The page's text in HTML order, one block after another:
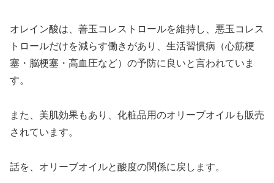
オレイン酸は、善玉コレストロールを維持し、悪玉コレス
トロールだけを減らす働きがあり、生活習慣病（心筋梗
塞・脳梗塞・高血圧など）の予防に良いと言われていま
す。
また、美肌効果もあり、化粧品用のオリーブオイルも販売
されています。
話を、オリーブオイルと酸度の関係に戻します。